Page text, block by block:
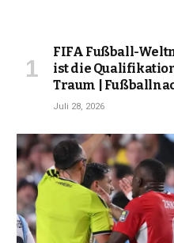
FIFA Fußball-
ist die
Traum |
Juli 28, 2026